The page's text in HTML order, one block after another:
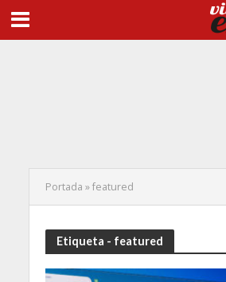
Portada »featured
Etiqueta - featured